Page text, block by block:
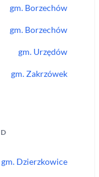
gm. Borzechów
gm. Borzechów
gm. Urzędów
gm.Zakrzówek
D
gm. Dzierzkowice